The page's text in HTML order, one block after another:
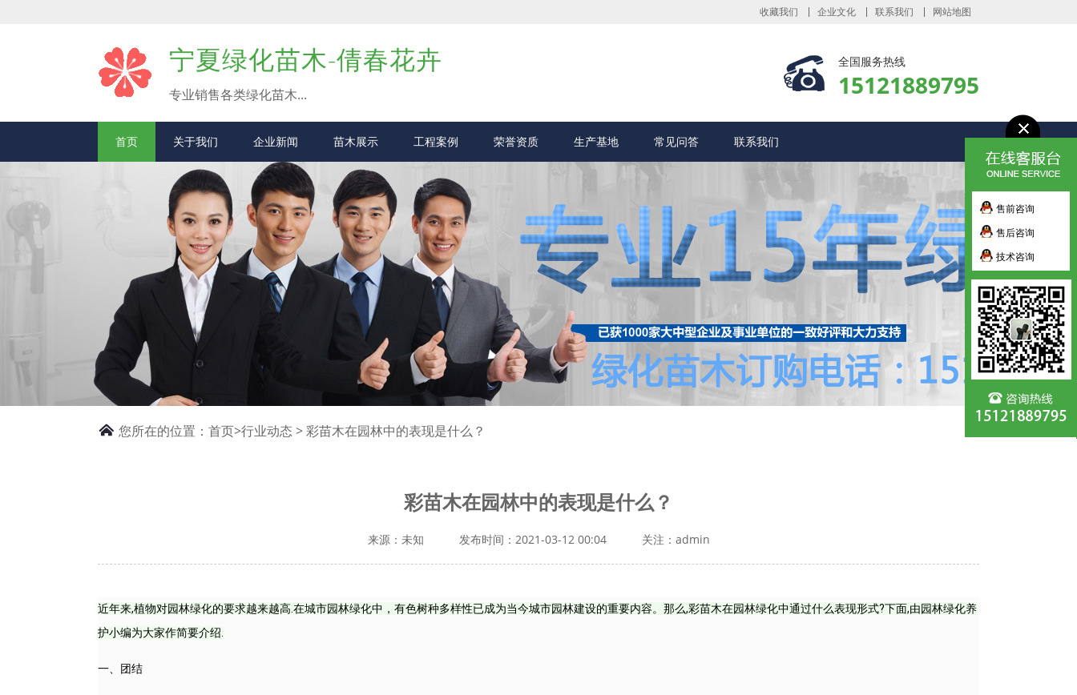
收藏我们 企业文化 联系我们 网站地图
宁夏绿化苗木-倩春花卉
专业销售各类绿化苗木...
全国服务热线
15121889795
首页 关于我们 企业新闻 苗木展示 工程案例 荣誉资质 生产基地 常见问答 联系我们
您所在的位置： 首页>行业动态> 彩苗木在园林中的表现是什么？
彩苗木在园林中的表现是什么？
来源：未知 发布时间：2021-03-12 00:04 关注：admin
近年来,植物对园林绿化的要求越来越高.在城市园林绿化中，有色树种多样性已成为当今城市园林建设的重要内容。那么,彩苗木在园林绿化中通过什么表现形式?下面,由园林绿化养
护小编为大家作简要介绍.
一、团结
售前咨询
售后咨询
技术咨询